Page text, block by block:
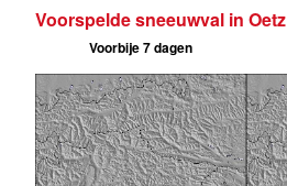
Voorspelde sneeuwval in Oetz
Voorbije 7 dagen